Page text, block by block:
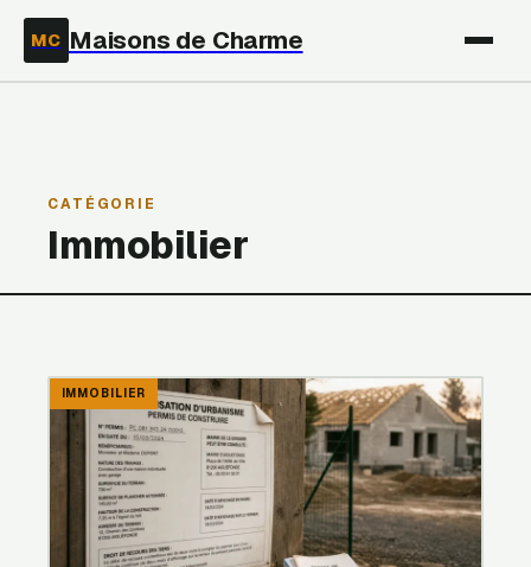
MC Maisons de Charme
CATÉGORIE
Immobilier
IMMOBILIER